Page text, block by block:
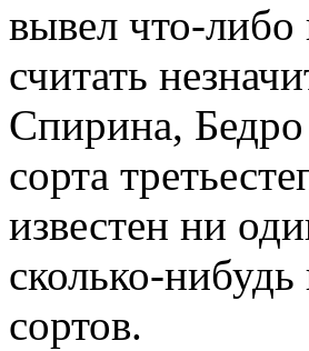
вывел что-либо
считать
Спирина,
сорта
известен ни
сколько-
сортов.